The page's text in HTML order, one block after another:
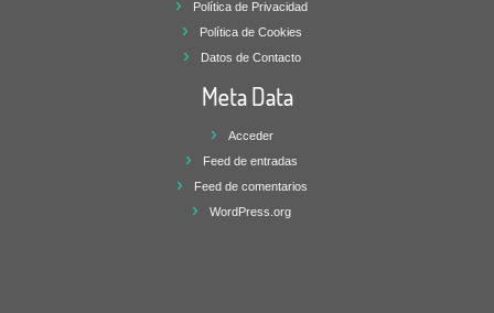
Política de Privacidad
Política de Cookies
Datos de Contacto
Meta Data
Acceder
Feed de entradas
Feed de comentarios
WordPress.org